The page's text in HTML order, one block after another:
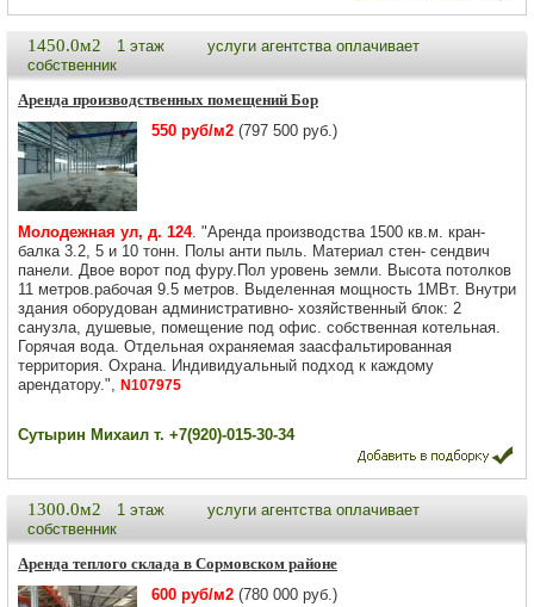
1450.0м2 1 этаж
услуги агентства оплачивает
собственник
Аренда производственных помещений Бор
550 руб/м2 (797 500 руб.)
Молодежная ул, д. 124. "Аренда производства 1500 кв.м. кран-
балка 3.2, 5 и 10 тонн. Полы анти пыль. Материал стен- сендвич
панели. Двое ворот под фуру.Пол уровень земли. Высота потолков
11 метров.рабочая 9.5 метров. Выделенная мощность 1МВт. Внутри
здания оборудован административно- хозяйственный блок: 2
санузла, душевые, помещение под офис. собственная котельная.
Горячая вода. Отдельная охраняемая заасфальтированная
территория. Охрана. Индивидуальный подход к каждому
арендатору.", N107975
Сутырин Михаил т. +7(920)-015-30-34
1300.0м2 1 этаж
услуги агентства оплачивает
собственник
Аренда теплого склада в Сормовском районе
600 руб/м2 (780 000 руб.)